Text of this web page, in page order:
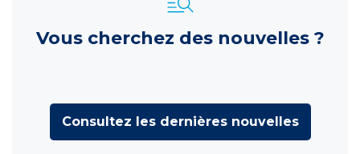
Vous cherchez des nouvelles ?
Consultez les dernières nouvelles